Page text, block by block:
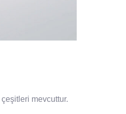
mevcuttur.